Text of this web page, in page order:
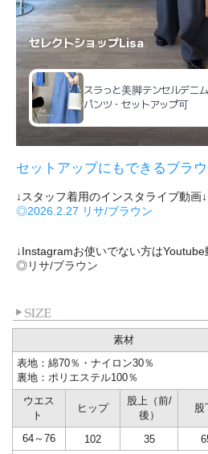
セットアップにもできるブラ
↓スタッフ着用のインスタライブ動画↓
◎2026.2.27 リサ/ブラウン
↓Instagramお使いでない方はYoutube
◎リサ/ブラウン
素材
表地：綿70％・ナイロン30％
裏地：ポリエステル100％
ウエス
ト
ヒップ
股上（前/
後）
股
64～76 102 35